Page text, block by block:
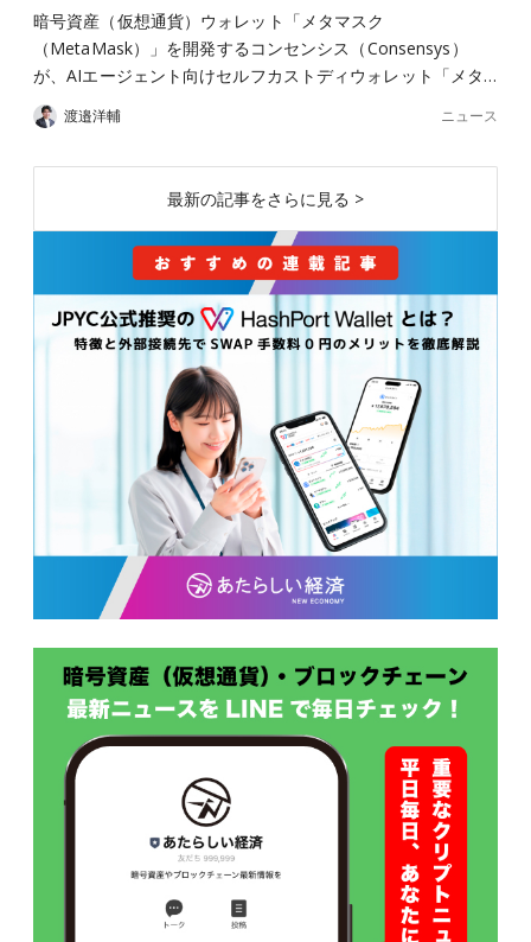
暗号資産（仮想通貨）ウォレット「メタマスク
（MetaMask）」を開発するコンセンシス（Consensys）
が、AIエージェント向けセルフカストディウォレット「メタ…
渡邉洋輔 ニュース
最新の記事をさらに見る >